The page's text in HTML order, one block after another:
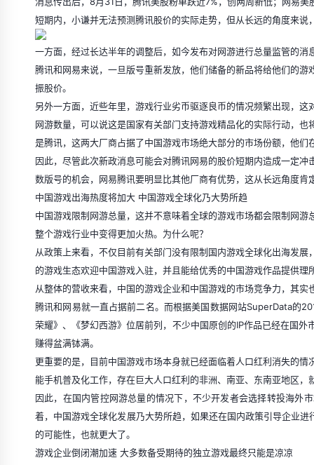
短期内，小谦并无法预测腾讯股价的实际走势，但从长远的角度来
一方面，经过长达半年的调整后，如今发布对网游进行总量监管的
腾讯和网易来说，一旦版号重新发放，他们储备的新品将给他们的
振股价。
另外一方面，近些年里，游戏行业劣币驱逐良币的情况频繁出现，
网游数量，可以说这是国家有关部门支持游戏精品化的实际行动，
是腾讯，这两大厂商占据了中国游戏市场绝大部分的市场份额，他
因此，尽管此次新政消息可能会对腾讯网易的股价短期内造成一定
数版号的机会，网易腾讯要明显比其他厂商有优势，这从长远角度肯
中国游戏出海热度将加大 中国游戏全球化乃大势所趋
中国游戏限制网游总量，这并不意味着全球的游戏市场都会限制网
整个游戏行业中变得更加火热。为什么呢？
从政策上来看，不仅目前有关部门没有限制国内游戏全球化出海发
的游戏生态欢迎中国游戏入驻，并且能给优秀的中国游戏作品提供理
从整体的营收来看，中国的游戏企业和中国游戏的市场竞争力，其
腾讯和网易就一直占据前二名。而根据美国数据网站SuperData的
荣耀》、《梦幻西游》位居前列，不少中国原创的IP作品已经在国
赚得盆满钵满。
更重要的是，目前中国游戏市场本身就已经面临着人口红利消失的
能手机普及化工作，存在巨大人口红利的非洲、南亚、东南亚地区
因此，在国内管控网游总量的情况下，不少开发者会选择转投海外
着，中国游戏全球化发展乃大势所趋，如果还在国内政策引导企业
的可能性，也就更大了。
游戏企业倒闭潮加速 大多数备受期待的独立游戏最终只能是凉凉